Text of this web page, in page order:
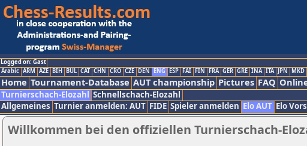
Logged on: Gast
Arabic ARM AZE BIH BUL CAT CHN CRO CZE DEN ENG ESP FAI FIN FRA GER GRE INA ITA JPN MKD
Home Tournament-Database AUT championship Pictures FAQ
Turnierschach-Elozahl Schnellschach-Elozahl
Allgemeines Turnier anmelden: AUT FIDE Spieler anmelden Elo AUT Elo
Willkommen bei den offiziellen Turnierschach-